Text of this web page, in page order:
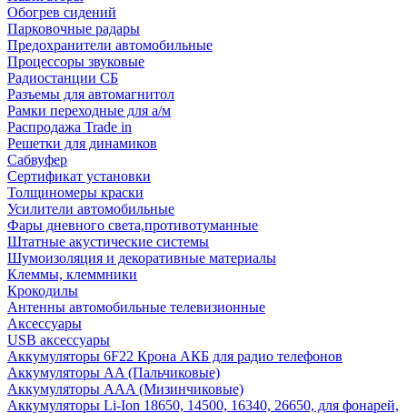
Обогрев сидений
Парковочные радары
Предохранители автомобильные
Процессоры звуковые
Радиостанции СБ
Разъемы для автомагнитол
Рамки переходные для а/м
Распродажа Trade in
Решетки для динамиков
Сабвуфер
Сертификат установки
Толщиномеры краски
Усилители автомобильные
Фары дневного света,противотуманные
Штатные акустические системы
Шумоизоляция и декоративные материалы
Клеммы, клеммники
Крокодилы
Антенны автомобильные телевизионные
Аксессуары
USB аксессуары
Аккумуляторы 6F22 Крона АКБ для радио телефонов
Аккумуляторы AA (Пальчиковые)
Аккумуляторы AAA (Мизинчиковые)
Аккумуляторы Li-Ion 18650, 14500, 16340, 26650, для фонарей,